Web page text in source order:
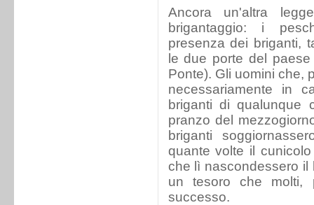
Ancora un'altra
brigantaggio: i
presenza dei briganti,
le due porte del
Ponte). Gli uomini che,
necessariamente in
briganti di qualunque
pranzo del
briganti
quante volte il
che lì nascondessero il
un tesoro che molti,
successo.